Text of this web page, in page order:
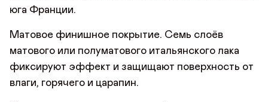
юга Франции.
Матовое финишное покрытие. Семь слоёв
матового или полуматового итальянского лака
фиксируют эффект и защищают поверхность от
влаги, горячего и царапин.